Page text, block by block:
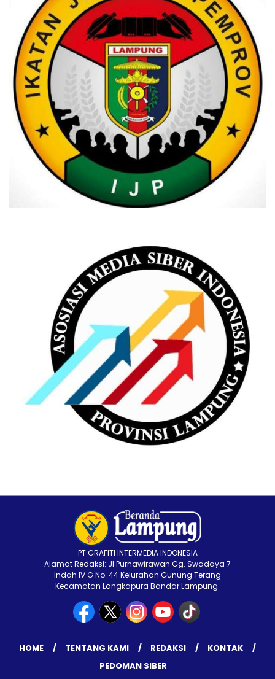
PT GRAFITI INTERMEDIA INDONESIA
Alamat Redaksi: Jl Purnawirawan Gg. Swadaya 7
Indah IV G No. 44 Kelurahan Gunung Terang
Kecamatan Langkapura Bandar Lampung.
HOME TENTANG KAMI REDAKSI
KONTAK
PEDOMAN SIBER